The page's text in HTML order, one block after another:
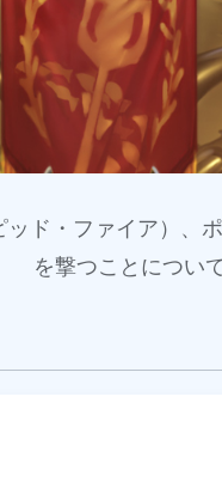
ッド・ファイア）、
を撃つことについ